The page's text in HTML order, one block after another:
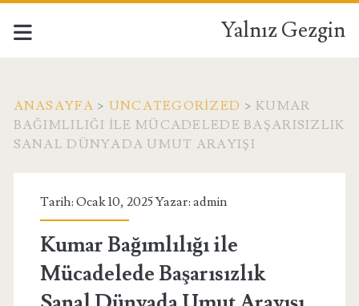
Yalnız Gezgin
ANASAYFA > UNCATEGORIZED > KUMAR
BAĞIMLILIĞI ILE MÜCADELEDE BAŞARISIZLIK
SANAL DÜNYADA UMUT ARAYIŞI
Tarih: Ocak 10, 2025 Yazar: admin
Kumar Bağımlılığı ile
Mücadelede Başarısızlık